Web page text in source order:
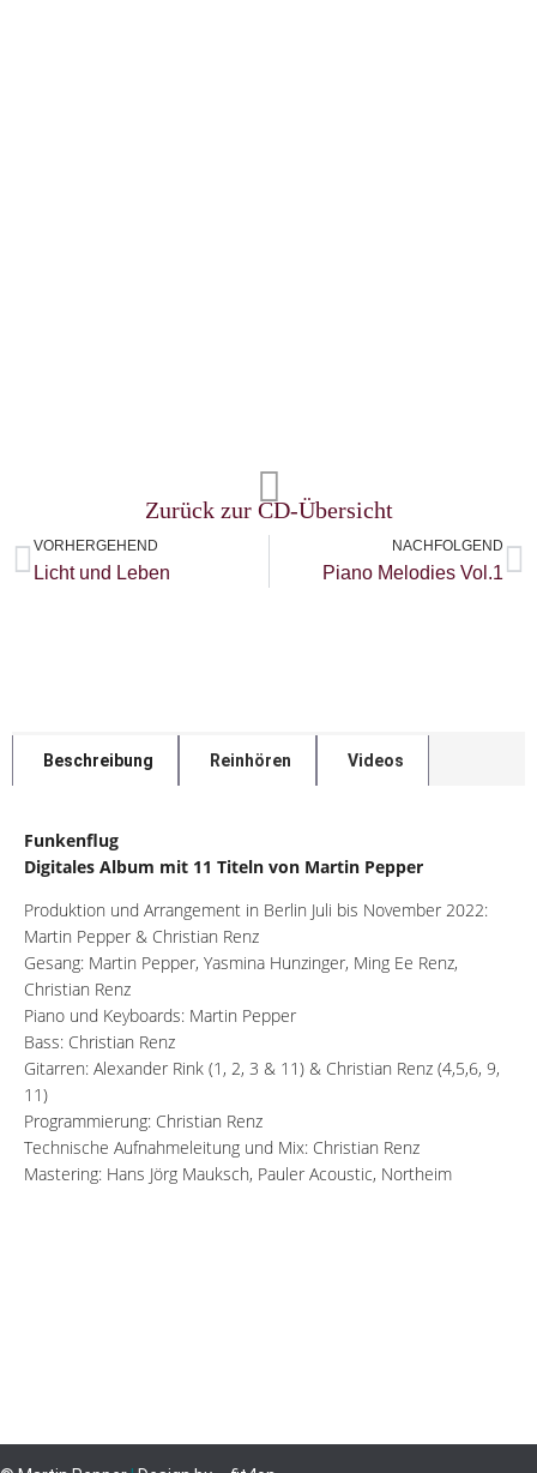
Zurück zur CD-Übersicht
VORHERGEHEND
Licht und Leben
NACHFOLGEND
Piano Melodies Vol.1
Beschreibung Reinhören Videos
Funkenflug
Digitales Album mit 11 Titeln von Martin Pepper
Produktion und Arrangement in Berlin Juli bis November 2022:
Martin Pepper & Christian Renz
Gesang: Martin Pepper, Yasmina Hunzinger, Ming Ee Renz,
Christian Renz
Piano und Keyboards: Martin Pepper
Bass: Christian Renz
Gitarren: Alexander Rink (1, 2, 3 & 11) & Christian Renz (4,5,6, 9,
11)
Programmierung: Christian Renz
Technische Aufnahmeleitung und Mix: Christian Renz
Mastering: Hans Jörg Mauksch, Pauler Acoustic, Northeim